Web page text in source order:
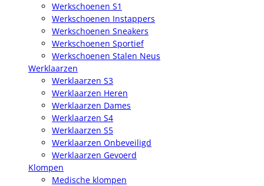
Werkschoenen S1
Werkschoenen Instappers
Werkschoenen Sneakers
Werkschoenen Sportief
Werkschoenen Stalen Neus
Werklaarzen
Werklaarzen S3
Werklaarzen Heren
Werklaarzen Dames
Werklaarzen S4
Werklaarzen S5
Werklaarzen Onbeveiligd
Werklaarzen Gevoerd
Klompen
Medische klompen